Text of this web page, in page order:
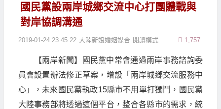
國民黨設兩岸城鄉交流中心打團體戰與
對岸協調溝通
2019-01-24 23:45:22 大陸新娘婚姻媒合 1,757
閱讀模式
【兩岸新聞】國民黨中常會通過兩岸事務諮詢委
員會設置辦法修正草案，增設「兩岸城鄉交流服務中
心」，未來國民黨執政15縣市不用單打獨鬥，國民黨
大陸事務部將透過這個平台，整合各縣市的需求，統